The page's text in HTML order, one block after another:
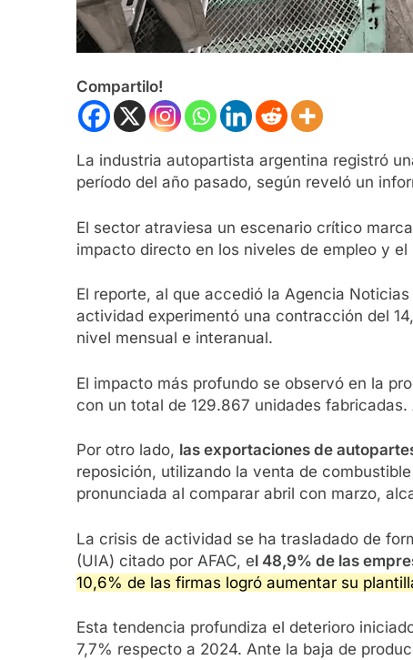
Compartilo!
La industria autopartista argentina registró
período del año pasado, según reveló un
El sector atraviesa un escenario crítico
impacto directo en los niveles de empleo y
El reporte, al que accedió la Agencia
actividad experimentó una contracción del
nivel mensual e interanual.
El impacto más profundo se observó en la
con un total de 129.867 unidades
Por otro lado, las exportaciones de
reposición, utilizando la venta de
pronunciada al comparar abril con marzo,
La crisis de actividad se ha trasladado de
(UIA) citado por AFAC, el 48,9% de las
10,6% de las firmas logró aumentar su
Esta tendencia profundiza el deterioro
7,7% respecto a 2024. Ante la baja de